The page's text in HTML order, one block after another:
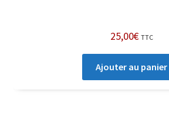
25,00€ TTC
Ajouter au panier